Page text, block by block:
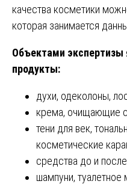
качества косметики
которая занимается
Объектами
продукты:
духи, одеколоны,
крема, очищающие
тени для век,
косметические
средства до и
шампуни,